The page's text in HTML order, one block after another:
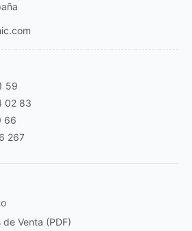
59
02 83
66
267
Venta (PDF)